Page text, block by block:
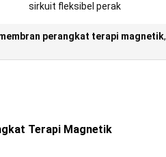
sirkuit fleksibel perak
perangkat terapi magnetik,
Terapi Magnetik